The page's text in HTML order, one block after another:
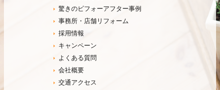
驚きのビフォーアフター事例
事務所・店舗リフォーム
採用情報
キャンペーン
よくある質問
会社概要
交通アクセス